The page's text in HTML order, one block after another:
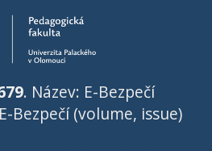
. Název: E-Bezpečí
Bezpečí (volume, issue)